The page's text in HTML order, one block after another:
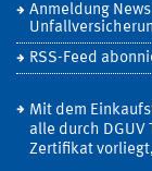
Anmeldung
RSS-Feed
Mit dem
alle durch
Zertifikat